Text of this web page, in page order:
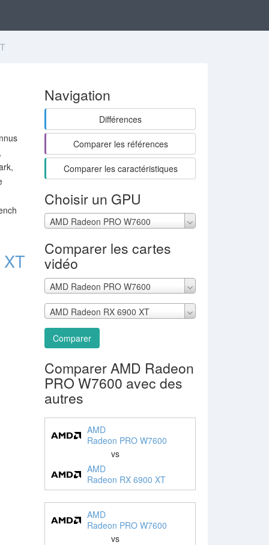
Navigation
Différences
Comparer les références
Comparer les caractéristiques
Choisir un GPU
AMD Radeon PRO W7600
Comparer les cartes
vidéo
AMD Radeon PRO W7600
AMD Radeon RX 6900 XT
Comparer
Comparer AMD Radeon
PRO W7600 avec des
autres
AMD
Radeon PRO W7600
vs
AMD
Radeon RX 6900 XT
AMD
Radeon PRO W7600
vs